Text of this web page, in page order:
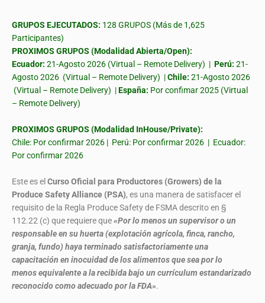
GRUPOS EJECUTADOS: 128 GRUPOS (Más de 1,625
Participantes)
PROXIMOS GRUPOS (Modalidad Abierta/Open):
Ecuador: 21-Agosto 2026 (Virtual – Remote Delivery) | Perú: 21-
Agosto 2026 (Virtual – Remote Delivery) |Chile: 21-Agosto 2026
(Virtual – Remote Delivery) |España: Por confimar 2025 (Virtual
– Remote Delivery)
PROXIMOS GRUPOS (Modalidad InHouse/Private):
Chile: Por confirmar 2026 | Perú: Por confirmar 2026 | Ecuador:
Por confirmar 2026
Este es el Curso Oficial para Productores (Growers) de la
Produce Safety Alliance (PSA), es una manera de satisfacer el
requisito de la Regla Produce Safety de FSMA descrito en §
112.22 (c) que requiere que«Por lo menos un supervisor o un
responsable en su huerta (explotación agrícola, finca, rancho,
granja, fundo) haya terminado satisfactoriamente una
capacitación en inocuidad de los alimentos que sea por lo
menos equivalente a la recibida bajo un currículum estandarizado
reconocido como adecuado por la FDA».